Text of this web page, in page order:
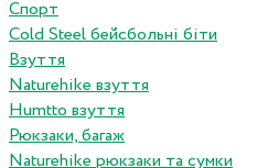
Спорт
Cold Steel бейсбольні біти
Взуття
Naturehike взуття
Humtto взуття
Рюкзаки, багаж
Naturehike рюкзаки та сумки